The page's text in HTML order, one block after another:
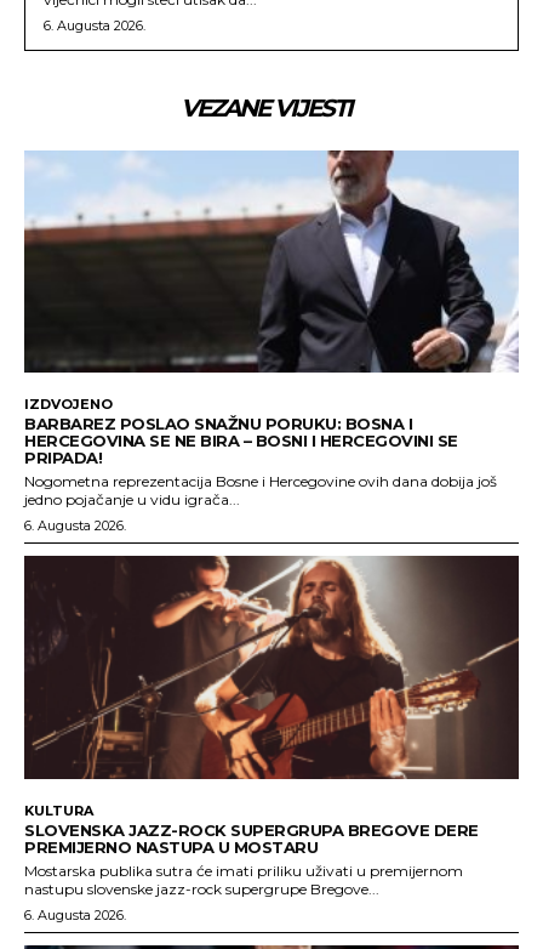
6. Augusta 2026.
VEZANE VIJESTI
IZDVOJENO
BARBAREZ POSLAO SNAŽNU PORUKU: BOSNA I
HERCEGOVINA SE NE BIRA – BOSNI I HERCEGOVINI SE
PRIPADA!
Nogometna reprezentacija Bosne i Hercegovine ovih dana dobija još
jedno pojačanje u vidu igrača...
6. Augusta 2026.
KULTURA
SLOVENSKA JAZZ-ROCK SUPERGRUPA BREGOVE DERE
PREMIJERNO NASTUPA U MOSTARU
Mostarska publika sutra će imati priliku uživati u premijernom
nastupu slovenske jazz-rock supergrupe Bregove...
6. Augusta 2026.